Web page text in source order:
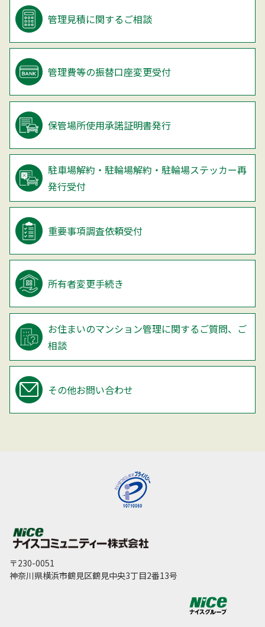
管理見積に関するご相談
管理費等の振替口座変更受付
保管場所使用承諾証明書発行
駐車場解約・駐輪場解約・ 駐輪場ステッカー再
発行受付
重要事項調査依頼受付
所有者変更手続き
お住まいのマンション管理に関するご質問、ご
相談
その他お問い合わせ
〒230-0051
神奈川県横浜市鶴見区鶴見中央3丁目2番13号